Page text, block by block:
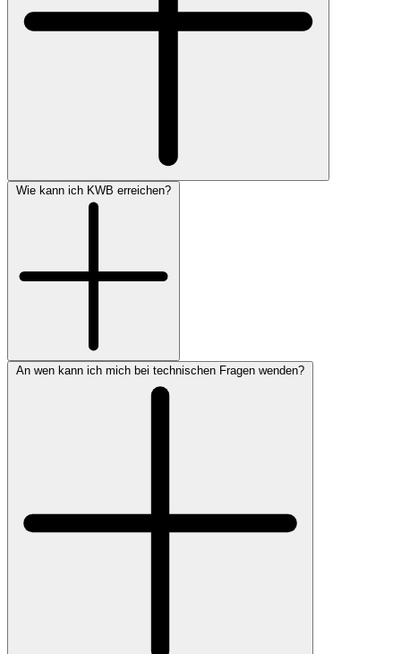
Wie kann ich KWB erreichen?
An wen kann ich mich bei technischen Fragen wenden?